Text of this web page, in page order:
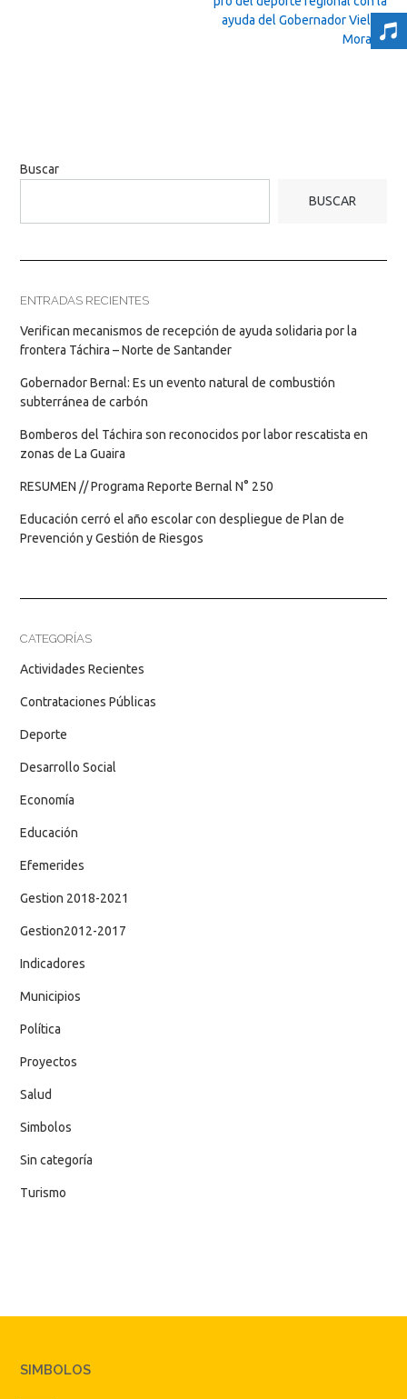
ayuda del Gobernador Vielma
Mora
→
Buscar
BUSCAR
ENTRADAS RECIENTES
Verifican mecanismos de recepción de ayuda solidaria por la
frontera Táchira – Norte de Santander
Gobernador Bernal: Es un evento natural de combustión
subterránea de carbón
Bomberos del Táchira son reconocidos por labor rescatista en
zonas de La Guaira
RESUMEN // Programa Reporte Bernal N° 250
Educación cerró el año escolar con despliegue de Plan de
Prevención y Gestión de Riesgos
CATEGORÍAS
Actividades Recientes
Contrataciones Públicas
Deporte
Desarrollo Social
Economía
Educación
Efemerides
Gestion 2018-2021
Gestion2012-2017
Indicadores
Municipios
Política
Proyectos
Salud
Simbolos
Sin categoría
Turismo
SIMBOLOS